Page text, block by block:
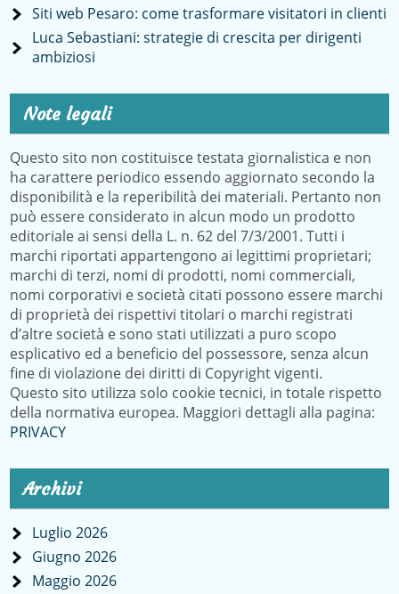
Siti web Pesaro: come trasformare visitatori in clienti
Luca Sebastiani: strategie di crescita per dirigenti
ambiziosi
Note legali
Questo sito non costituisce testata giornalistica e non
ha carattere periodico essendo aggiornato secondo la
disponibilità e la reperibilità dei materiali. Pertanto non
può essere considerato in alcun modo un prodotto
editoriale ai sensi della L. n. 62 del 7/3/2001. Tutti i
marchi riportati appartengono ai legittimi proprietari;
marchi di terzi, nomi di prodotti, nomi commerciali,
nomi corporativi e società citati possono essere marchi
di proprietà dei rispettivi titolari o marchi registrati
d’altre società e sono stati utilizzati a puro scopo
esplicativo ed a beneficio del possessore, senza alcun
fine di violazione dei diritti di Copyright vigenti.
Questo sito utilizza solo cookie tecnici, in totale rispetto
della normativa europea. Maggiori dettagli alla pagina:
PRIVACY
Archivi
Luglio 2026
Giugno 2026
Maggio 2026